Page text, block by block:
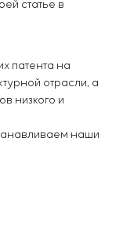
статье в
патента на
отрасли, а
низкого и
наши